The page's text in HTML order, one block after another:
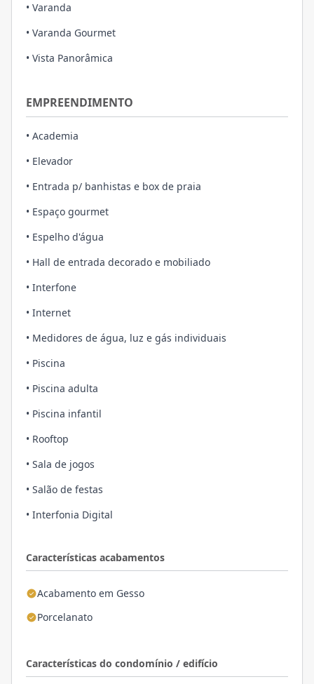
Características acabamentos
Acabamento em Gesso
Porcelanato
Características do condomínio / edifício
• Varanda
• Varanda Gourmet
• Vista Panorâmica
EMPREENDIMENTO
• Academia
• Elevador
• Entrada p/ banhistas e box de praia
• Espaço gourmet
• Espelho d'água
• Hall de entrada decorado e mobiliado
• Interfone
• Internet
• Medidores de água, luz e gás individuais
• Piscina
• Piscina adulta
• Piscina infantil
• Rooftop
• Sala de jogos
• Salão de festas
• Interfonia Digital